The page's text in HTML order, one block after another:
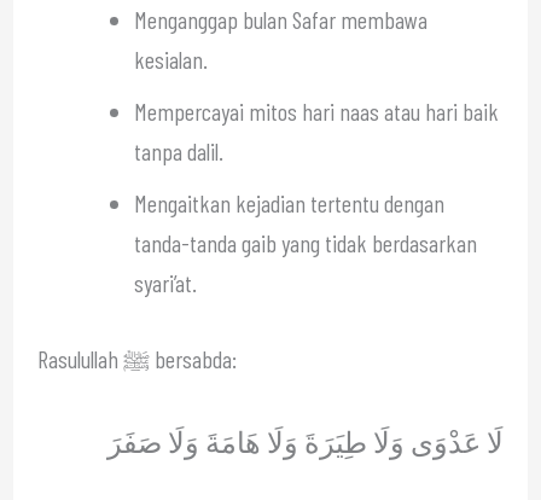
Menganggap bulan Safar membawa
kesialan.
Mempercayai mitos hari naas atau hari baik
tanpa dalil.
Mengaitkan kejadian tertentu dengan
tanda-tanda gaib yang tidak berdasarkan
syari’at.
Rasulullah ﷺ bersabda:
لَا عَدْوَى وَلَا طِيَرَةَ وَلَا هَامَةَ وَلَا صَفَرَ